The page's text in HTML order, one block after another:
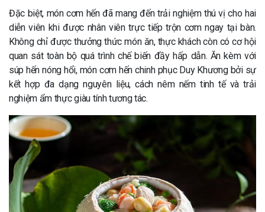
Đặc biệt, món cơm hến đã mang đến trải nghiệm thú vị cho hai
diễn viên khi được nhân viên trực tiếp trộn cơm ngay tại bàn.
Không chỉ được thưởng thức món ăn, thực khách còn có cơ hội
quan sát toàn bộ quá trình chế biến đầy hấp dẫn. Ăn kèm với
súp hến nóng hổi, món cơm hến chinh phục Duy Khương bởi sự
kết hợp đa dạng nguyên liệu, cách nêm nếm tinh tế và trải
nghiệm ẩm thực giàu tính tương tác.